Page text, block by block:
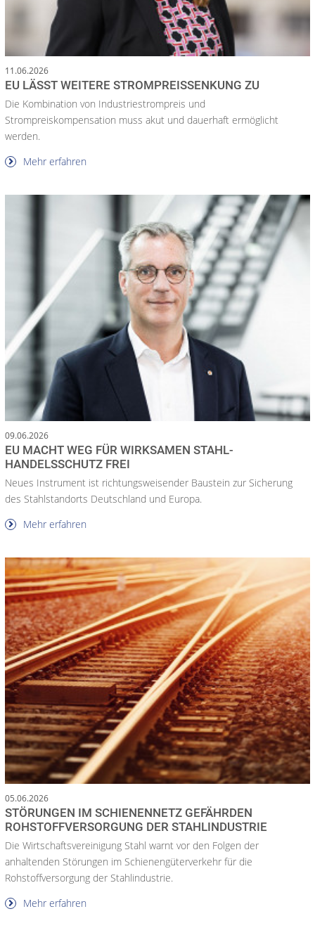
11.06.2026
EU LÄSST WEITERE STROMPREISSENKUNG ZU
Die Kombination von Industriestrompreis und
Strompreiskompensation muss akut und dauerhaft ermöglicht
werden.
Mehr erfahren
09.06.2026
EU MACHT WEG FÜR WIRKSAMEN STAHL-
HANDELSSCHUTZ FREI
Neues Instrument ist richtungsweisender Baustein zur Sicherung
des Stahlstandorts Deutschland und Europa.
Mehr erfahren
05.06.2026
STÖRUNGEN IM SCHIENENNETZ GEFÄHRDEN
ROHSTOFFVERSORGUNG DER STAHLINDUSTRIE
Die Wirtschaftsvereinigung Stahl warnt vor den Folgen der
anhaltenden Störungen im Schienengüterverkehr für die
Rohstoffversorgung der Stahlindustrie.
Mehr erfahren